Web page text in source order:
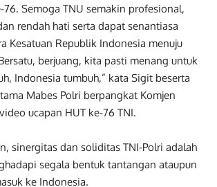
76. Semoga TNU semakin profesional,
rendah hati serta dapat senantiasa
Kesatuan Republik Indonesia menuju
berjuang, kita pasti menang untuk
Indonesia tumbuh,” kata Sigit beserta
Mabes Polri berpangkat Komjen
ucapan HUT ke-76 TNI.
sinergitas dan soliditas TNI-Polri adalah
segala bentuk tantangan ataupun
ke Indonesia.